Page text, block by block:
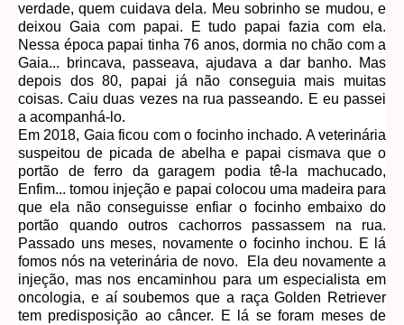
verdade, quem cuidava dela. Meu sobrinho se mudou, e
deixou Gaia com papai. E tudo papai fazia com ela.
Nessa época papai tinha 76 anos, dormia no chão com a
Gaia... brincava, passeava, ajudava a dar banho. Mas
depois dos 80, papai já não conseguia mais muitas
coisas. Caiu duas vezes na rua passeando. E eu passei
a acompanhá-lo.
Em 2018, Gaia ficou com o focinho inchado. A veterinária
suspeitou de picada de abelha e papai cismava que o
portão de ferro da garagem podia tê-la machucado,
Enfim... tomou injeção e papai colocou uma madeira para
que ela não conseguisse enfiar o focinho embaixo do
portão quando outros cachorros passassem na rua.
Passado uns meses, novamente o focinho inchou. E lá
fomos nós na veterinária de novo. Ela deu novamente a
injeção, mas nos encaminhou para um especialista em
oncologia, e aí soubemos que a raça Golden Retriever
tem predisposição ao câncer. E lá se foram meses de